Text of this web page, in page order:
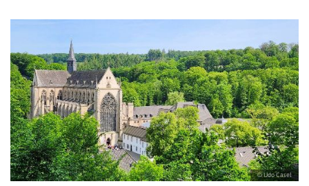
© Udo Casel